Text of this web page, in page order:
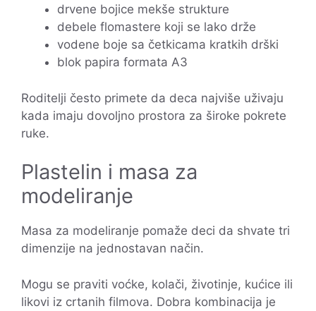
drvene bojice mekše strukture
debele flomastere koji se lako drže
vodene boje sa četkicama kratkih drški
blok papira formata A3
Roditelji često primete da deca najviše uživaju
kada imaju dovoljno prostora za široke pokrete
ruke.
Plastelin i masa za
modeliranje
Masa za modeliranje pomaže deci da shvate tri
dimenzije na jednostavan način.
Mogu se praviti voćke, kolači, životinje, kućice ili
likovi iz crtanih filmova. Dobra kombinacija je